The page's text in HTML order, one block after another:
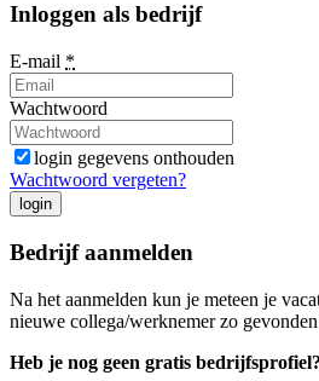
Inloggen als bedrijf
E-mail *
Wachtwoord
login gegevens onthouden
Wachtwoord vergeten?
login
Bedrijf aanmelden
Na het aanmelden kun je meteen je
nieuwe collega/werknemer zo
Heb je nog geen gratis bedrijfsprofiel?